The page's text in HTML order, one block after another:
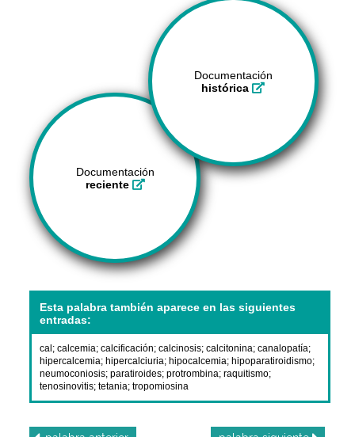
Documentación
histórica
Documentación
reciente
Esta palabra también aparece en las siguientes
entradas:
cal ;calcemia;calcificación;calcinosis;calcitonina;canalopatía;
hipercalcemia; hipercalciuria; hipocalcemia; hipoparatiroidismo;
neumoconiosis;paratiroides;protrombina;raquitismo;
tenosinovitis;tetania;tropomiosina